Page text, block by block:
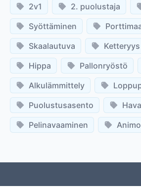
2v1 2. puolustaja
Syöttäminen
Skaalautuva
Ketteryys
Hippa
Pallonryöstö
Alkulämmittely
Puolustusasento
Pelinavaaminen